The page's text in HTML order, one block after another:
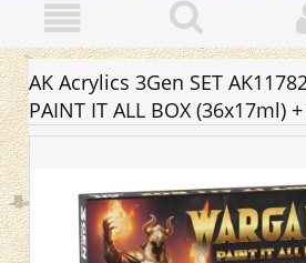
AK Acrylics 3Gen SET
PAINT IT ALL BOX (36x17ml)